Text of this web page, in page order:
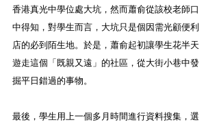
香港真光中學位處大坑，然而蕭俞從該校老師口
中得知，對學生而言，大坑只是個因需光顧便利
店的必到陌生地。於是，蕭俞起初讓學生花半天
遊走這個「既親又遠」的社區，從大街小巷中發
掘平日錯過的事物。
最後，學生用上一個多月時間進行資料搜集，選